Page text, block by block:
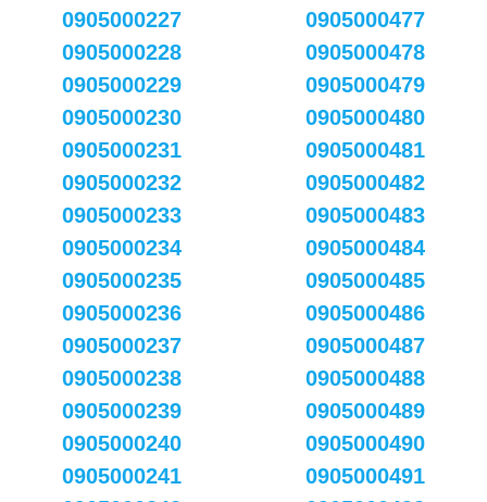
0905000227
0905000228
0905000229
0905000230
0905000231
0905000232
0905000233
0905000234
0905000235
0905000236
0905000237
0905000238
0905000239
0905000240
0905000241
0905000477
0905000478
0905000479
0905000480
0905000481
0905000482
0905000483
0905000484
0905000485
0905000486
0905000487
0905000488
0905000489
0905000490
0905000491